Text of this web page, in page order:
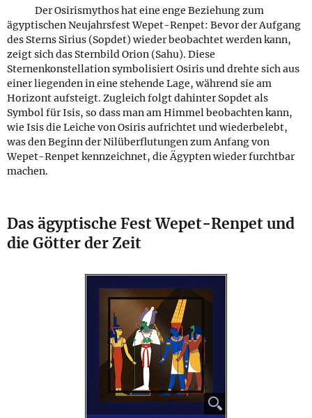
Der Osirismythos hat eine enge Beziehung zum
ägyptischen Neujahrsfest Wepet-Renpet: Bevor der Aufgang
des Sterns Sirius (Sopdet) wieder beobachtet werden kann,
zeigt sich das Sternbild Orion (Sahu). Diese
Sternenkonstellation symbolisiert Osiris und drehte sich aus
einer liegenden in eine stehende Lage, während sie am
Horizont aufsteigt. Zugleich folgt dahinter Sopdet als
Symbol für Isis, so dass man am Himmel beobachten kann,
wie Isis die Leiche von Osiris aufrichtet und wiederbelebt,
was den Beginn der Nilüberflutungen zum Anfang von
Wepet-Renpet kennzeichnet, die Ägypten wieder furchtbar
machen.
Das ägyptische Fest Wepet-Renpet und
die Götter der Zeit
⚲